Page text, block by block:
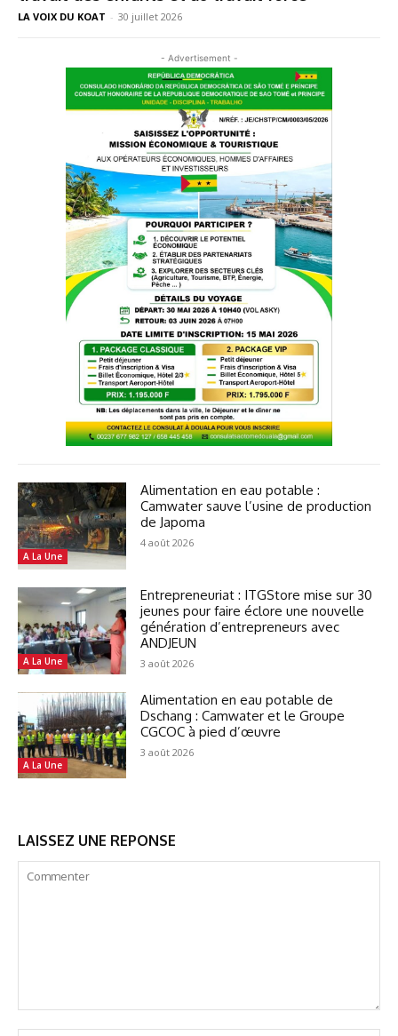
LA VOIX DU KOAT - 30 juillet 2026
- Advertisement -
A La Une
Alimentation en eau potable :
Camwater sauve l’usine de production
de Japoma
4 août 2026
A La Une
Entrepreneuriat : ITGStore mise sur 30
jeunes pour faire éclore une nouvelle
génération d’entrepreneurs avec
ANDJEUN
3 août 2026
A La Une
Alimentation en eau potable de
Dschang : Camwater et le Groupe
CGCOC à pied d’œuvre
3 août 2026
LAISSEZ UNE REPONSE